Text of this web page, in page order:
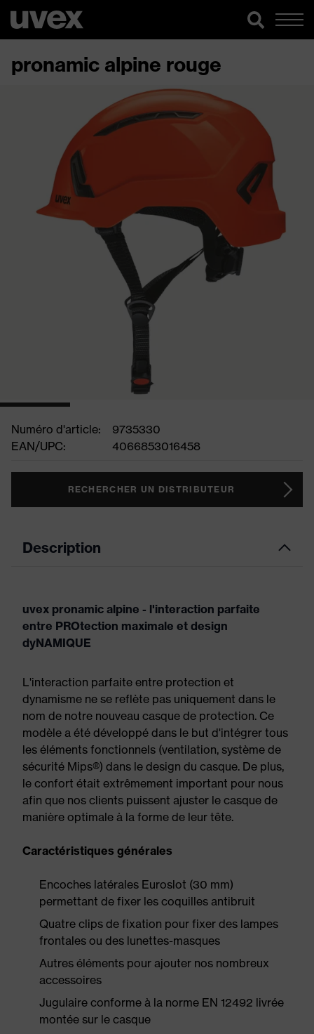
pronamic alpine rouge
Numéro d'article:
9735330
EAN/UPC:
4066853016458
RECHERCHER UN DISTRIBUTEUR
Description
uvex pronamic alpine - l'interaction parfaite
entre PROtection maximale et design
dyNAMIQUE
L'interaction parfaite entre protection et
dynamisme ne se reflète pas uniquement dans le
nom de notre nouveau casque de protection. Ce
modèle a été développé dans le but d'intégrer tous
les éléments fonctionnels (ventilation, système de
sécurité Mips®) dans le design du casque. De plus,
le confort était extrêmement important pour nous
afin que nos clients puissent ajuster le casque de
manière optimale à la forme de leur tête.
Caractéristiques générales
Encoches latérales Euroslot (30 mm)
permettant de fixer les coquilles antibruit
Quatre clips de fixation pour fixer des lampes
frontales ou des lunettes-masques
Autres éléments pour ajouter nos nombreux
accessoires
Jugulaire conforme à la norme EN 12492 livrée
montée sur le casque